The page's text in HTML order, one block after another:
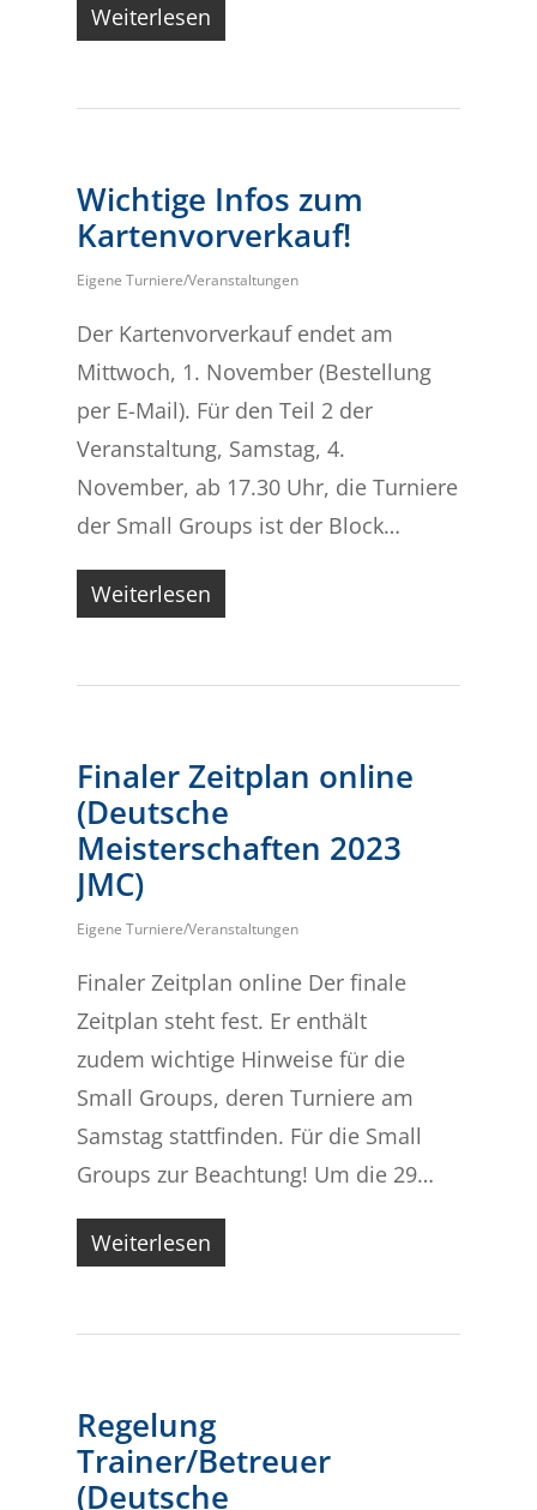
Weiterlesen
Wichtige Infos zum
Kartenvorverkauf!
Eigene Turniere/Veranstaltungen
Der Kartenvorverkauf endet am
Mittwoch, 1. November (Bestellung
per E-Mail). Für den Teil 2 der
Veranstaltung, Samstag, 4.
November, ab 17.30 Uhr, die Turniere
der Small Groups ist der Block…
Weiterlesen
Finaler Zeitplan online
(Deutsche
Meisterschaften 2023
JMC)
Eigene Turniere/Veranstaltungen
Finaler Zeitplan online Der finale
Zeitplan steht fest. Er enthält
zudem wichtige Hinweise für die
Small Groups, deren Turniere am
Samstag stattfinden. Für die Small
Groups zur Beachtung! Um die 29…
Weiterlesen
Regelung
Trainer/Betreuer
(Deutsche